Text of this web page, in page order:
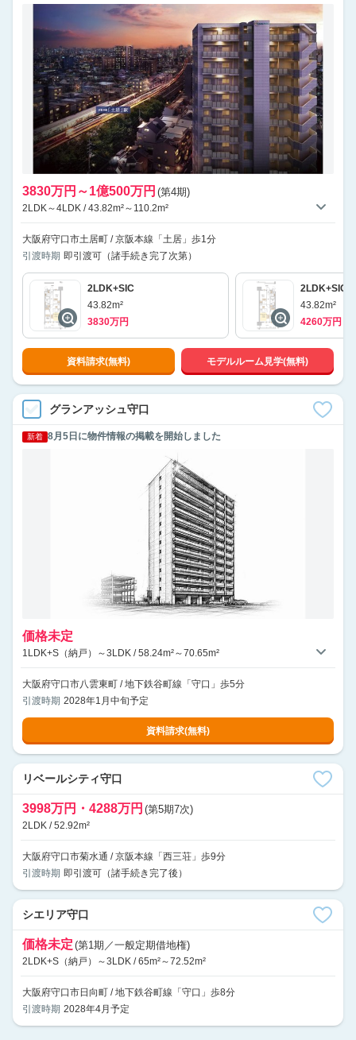
3830万円～1億500万円 (第4期)
2LDK～4LDK / 43.82m²～110.2m²
大阪府守口市土居町 / 京阪本線「土居」歩1分
引渡時期 即引渡可（諸手続き完了次第）
2LDK+SIC
43.82m²
3830万円
2LDK+SIC
43.82m²
4260万円
資料請求(無料) モデルルーム見学(無料)
グランアッシュ守口
新着 8月5日に物件情報の掲載を開始しました
価格未定
1LDK+S（納戸）～3LDK / 58.24m²～70.65m²
大阪府守口市八雲東町 / 地下鉄谷町線「守口」歩5分
引渡時期 2028年1月中旬予定
資料請求(無料)
リベールシティ守口
3998万円・4288万円 (第5期7次)
2LDK / 52.92m²
大阪府守口市菊水通 / 京阪本線「西三荘」歩9分
引渡時期 即引渡可（諸手続き完了後）
シエリア守口
価格未定 (第1期／一般定期借地権)
2LDK+S（納戸）～3LDK / 65m²～72.52m²
大阪府守口市日向町 / 地下鉄谷町線「守口」歩8分
引渡時期 2028年4月予定